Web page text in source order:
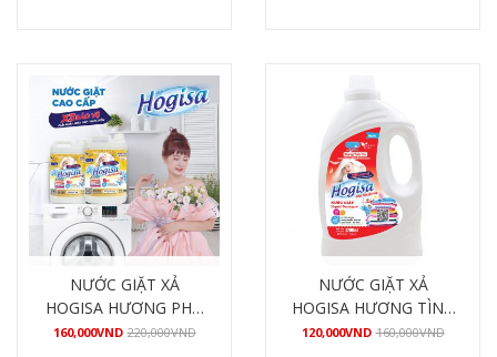
NƯỚC GIẶT XẢ
HOGISA HƯƠNG PHÚ
QUÝ 4800ML
160,000VND 220,000VND
NƯỚC GIẶT XẢ
HOGISA HƯƠNG TÌNH
YÊU 3200ML
120,000VND 160,000VND